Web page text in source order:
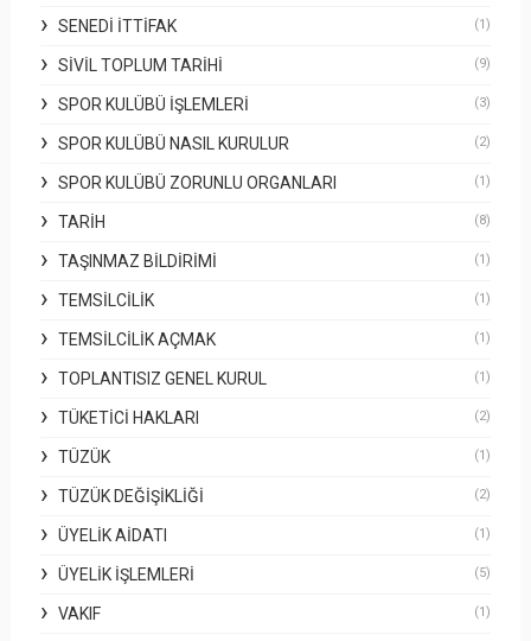
SENEDI İTTIFAK (1)
SIVIL TOPLUM TARIHI (9)
SPOR KULÜBÜ İŞLEMLERI (3)
SPOR KULÜBÜ NASIL KURULUR (2)
SPOR KULÜBÜ ZORUNLU ORGANLARI (1)
TARIH (8)
TAŞINMAZ BILDIRIMI (1)
TEMSILCILIK (1)
TEMSILCILIK AÇMAK (1)
TOPLANTISIZ GENEL KURUL (1)
TÜKETICI HAKLARI (2)
TÜZÜK (1)
TÜZÜK DEĞIŞIKLIĞI (2)
ÜYELIK AIDATI (1)
ÜYELIK İŞLEMLERI (5)
VAKIF (1)